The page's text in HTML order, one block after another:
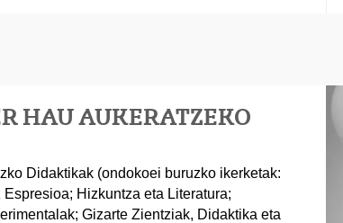
HAU AUKERATZEKO
Didaktikak (ondokoei buruzko ikerketak:
Hizkuntza eta Literatura;
Gizarte Zientziak, Didaktika eta